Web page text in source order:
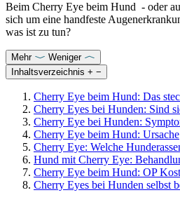
Beim Cherry Eye beim Hund - oder
sich um eine handfeste
was ist zu tun?
Mehr
Weniger
Inhaltsverzeichnis + −
Cherry Eye beim Hund: Das
Cherry Eyes bei Hunden: Sind
Cherry Eye bei Hunden:
Cherry Eye beim Hund: Ursache
Cherry Eye: Welche
Hund mit Cherry Eye:
Cherry Eye beim Hund: OP
Cherry Eyes bei Hunden selbst